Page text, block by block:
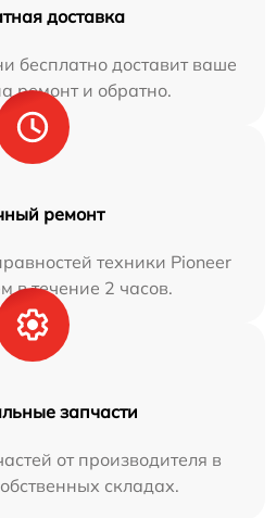
доставка
бесплатно доставит ваше
ремонт и обратно.
ремонт
техники Pioneer
в течение 2 часов.
запчасти
от производителя в
складах.